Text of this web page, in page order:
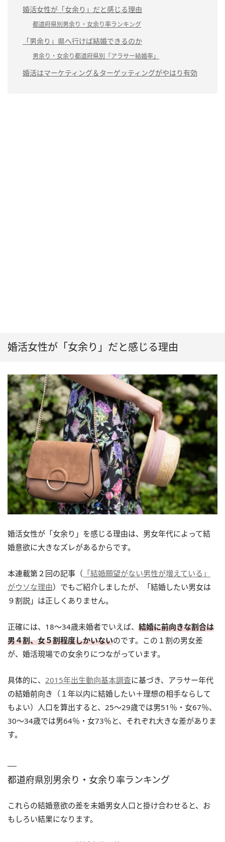
婚活女性が「女余り」だと感じる理由
都道府県別男余り・女余り率ランキング
「男余り」県へ行けば結婚できるのか
男余り・女余り都道府県別「アラサー結婚率」
婚活はマーケティング＆ターゲッティングがやはり有効
婚活女性が「女余り」だと感じる理由
婚活女性が「女余り」を感じる理由は、男女年代によって結
婚意欲に大きなズレがあるからです。
本連載第２回の記事（ 「結婚願望がない男性が増えている」
がウソな理由）でもご紹介しましたが、「結婚したい男女は
９割説」は正しくありません。
正確には、18～34歳未婚者でいえば、 結婚に前向きな割合は
男４割、女５割程度しかいないのです。この１割の男女差
が、婚活現場での女余りにつながっています。
具体的に、 2015年出生動向基本調査に基づき、アラサー年代
の結婚前向き（１年以内に結婚したい＋理想の相手ならして
もよい）人口を算出すると、25～29歳では男51％・女67％、
30～34歳では男64％・女73％と、それぞれ大きな差がありま
す。
都道府県別男余り・女余り率ランキング
これらの結婚意欲の差を未婚男女人口と掛け合わせると、お
もしろい結果になります。